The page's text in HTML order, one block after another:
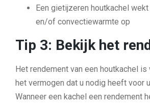
Een gietijzeren houtkachel
en/of convectiewarmte op
Tip 3: Bekijk het
Het rendement van een houtkachel is
het vermogen dat u nodig heeft voor
Wanneer een kachel een rendement